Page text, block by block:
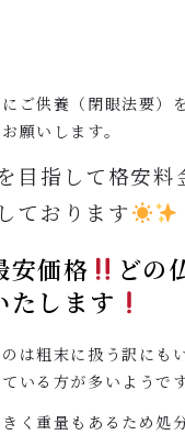
ご供養（閉眼法要）
願いします。
目指して格安料
ております
安価格
どの
たします
は粗末に扱う訳にも
いる方が多いようです
く重量もあるため処